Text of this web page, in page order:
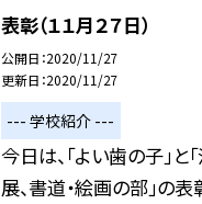
表彰（１１月２７日）
公開日 2020/11/27
更新日 2020/11/27
--- 学校紹介 ---
今日は、「よい歯の子」と
展、書道・絵画の部」の